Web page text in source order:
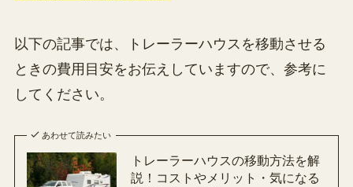
以下の記事では、トレーラーハウスを移動させる
ときの費用目安をお伝えしていますので、参考に
してください。
あわせて読みたい
トレーラーハウスの移動方法を解
説！コストやメリット・気になる